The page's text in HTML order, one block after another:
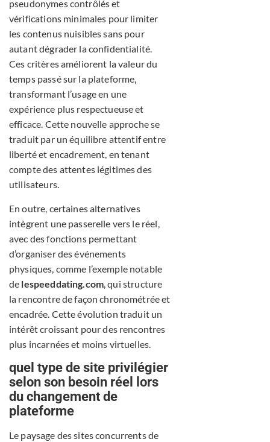
pseudonymes contrôlés et
vérifications minimales pour limiter
les contenus nuisibles sans pour
autant dégrader la confidentialité.
Ces critères améliorent la valeur du
temps passé sur la plateforme,
transformant l’usage en une
expérience plus respectueuse et
efficace. Cette nouvelle approche se
traduit par un équilibre attentif entre
liberté et encadrement, en tenant
compte des attentes légitimes des
utilisateurs.
En outre, certaines alternatives
intègrent une passerelle vers le réel,
avec des fonctions permettant
d’organiser des événements
physiques, comme l’exemple notable
de lespeeddating.com , qui structure
la rencontre de façon chronométrée et
encadrée. Cette évolution traduit un
intérêt croissant pour des rencontres
plus incarnées et moins virtuelles.
quel type de site privilégier
selon son besoin réel lors
du changement de
plateforme
Le paysage des sites concurrents de